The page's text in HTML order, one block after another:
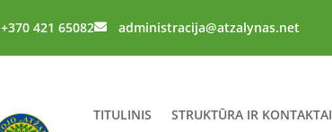
+370 421 65082 administracija@atzalynas.net
TITULINIS STRUKTŪRA IR KONTAKTAI